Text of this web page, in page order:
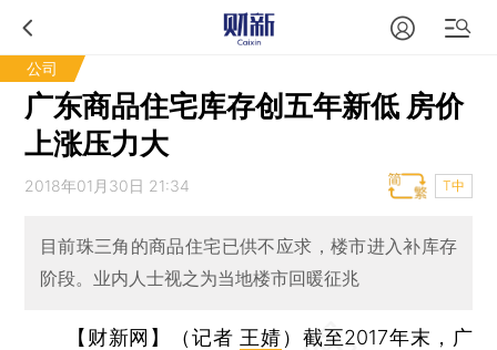
公司
广东商品住宅库存创五年新低 房价
上涨压力大
2018年01月30日 21:34 T中
目前珠三角的商品住宅已供不应求，楼市进入补库存
阶段。业内人士视之为当地楼市回暖征兆
【财新网】（记者 王婧） 截至2017年末，广